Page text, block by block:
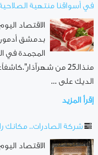
في أسواقنا منتهية
الاقتصاد
بدمشق
المجمدة في
منذالـ25 من
الديك على ...
إقرأ المزيد
شركة الصادرات.. مكانك
الاقتصاد